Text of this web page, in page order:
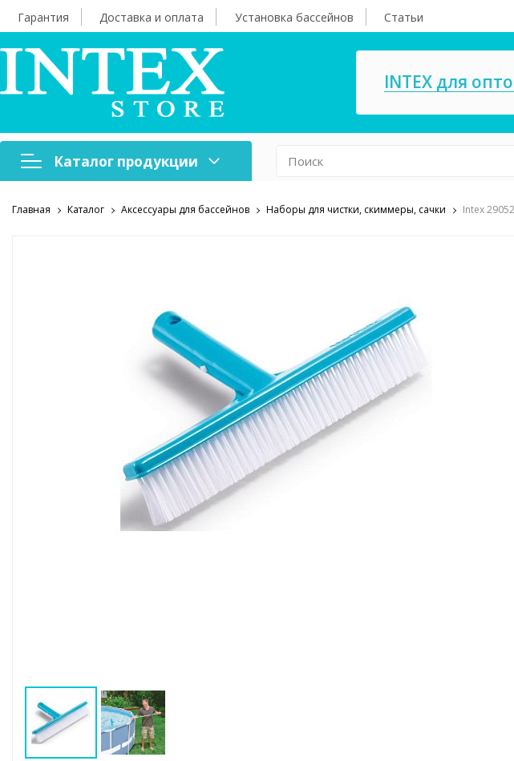
Гарантия Доставка и оплата Установка бассейнов Статьи
INTEX для
Каталог продукции
Надувная мебель Насосы, ремкомплекты
Химия для бассейнов
Воздушные насосы Ремкомплекты
Главная Каталог Аксессуары для бассейнов Наборы для чистки, скиммеры, сачки Intex